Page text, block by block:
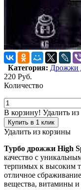
Категория: Дрожжи
220 Руб.
Количество
В корзину! Удалить
Купить в 1 клик
Удалить из корзины
Турбо дрожжи High
качество с
терпимых к высоким
отличное
вещества, витамины